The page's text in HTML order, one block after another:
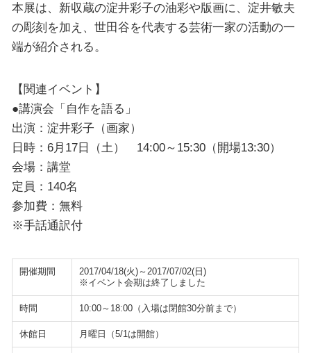
本展は、新収蔵の淀井彩子の油彩や版画に、淀井敏夫
の彫刻を加え、世田谷を代表する芸術一家の活動の一
端が紹介される。
【関連イベント】
●講演会「自作を語る」
出演：淀井彩子（画家）
日時：6月17日（土） 14:00～15:30（開場13:30）
会場：講堂
定員：140名
参加費：無料
※手話通訳付
開催期間
2017/04/18(火)～2017/07/02(日)
※イベント会期は終了しました
時間 10:00～18:00（入場は閉館30分前まで）
休館日 月曜日（5/1は開館）